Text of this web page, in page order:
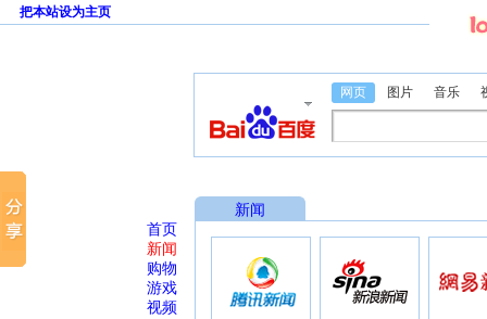
把本站设为主页
网页 图片 音乐
新闻
首页
新闻
购物
游戏
视频